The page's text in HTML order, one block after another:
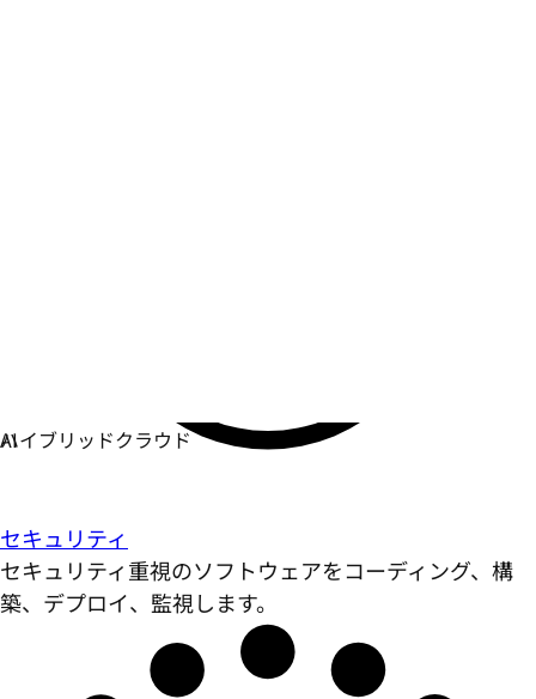
セキュリティ
セキュリティ重視のソフトウェアをコーディング、構
築、デプロイ、監視します。